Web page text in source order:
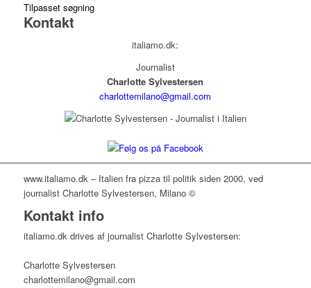
Tilpasset søgning
Kontakt
italiamo.dk:
Journalist
Charlotte Sylvestersen
charlottemilano@gmail.com
www.italiamo.dk – Italien fra pizza til politik siden 2000, ved
journalist Charlotte Sylvestersen, Milano ©
Kontakt info
italiamo.dk drives af journalist Charlotte Sylvestersen:
Charlotte Sylvestersen
charlottemilano@gmail.com